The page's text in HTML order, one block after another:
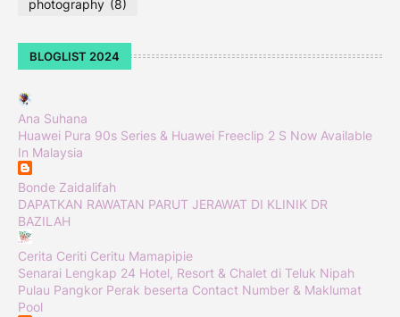
photography (8)
BLOGLIST 2024
Ana Suhana
Huawei Pura 90s Series & Huawei Freeclip 2 S Now Available
In Malaysia
Bonde Zaidalifah
DAPATKAN RAWATAN PARUT JERAWAT DI KLINIK DR
BAZILAH
Cerita Ceriti Ceritu Mamapipie
Senarai Lengkap 24 Hotel, Resort & Chalet di Teluk Nipah
Pulau Pangkor Perak beserta Contact Number & Maklumat
Pool